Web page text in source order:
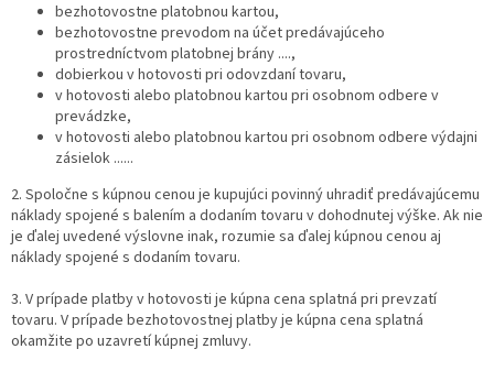
bezhotovostne platobnou kartou,
bezhotovostne prevodom na účet predávajúceho
prostredníctvom platobnej brány ....,
dobierkou v hotovosti pri odovzdaní tovaru,
v hotovosti alebo platobnou kartou pri osobnom odbere v
prevádzke,
v hotovosti alebo platobnou kartou pri osobnom odbere výdajni
zásielok ......
2. Spoločne s kúpnou cenou je kupujúci povinný uhradiť predávajúcemu
náklady spojené s balením a dodaním tovaru v dohodnutej výške. Ak nie
je ďalej uvedené výslovne inak, rozumie sa ďalej kúpnou cenou aj
náklady spojené s dodaním tovaru.
3. V prípade platby v hotovosti je kúpna cena splatná pri prevzatí
tovaru. V prípade bezhotovostnej platby je kúpna cena splatná
okamžite po uzavretí kúpnej zmluvy.